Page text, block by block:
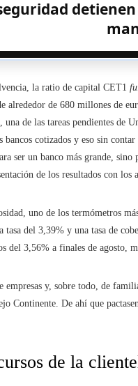
la ratio de capital CET1
alrededor de 680 millones de
una de las tareas pendientes de
bancos cotizados y eso sin
ser un banco más grande,
de los resultados con los
uno de los termómetros
tasa del 3,39% y una tasa de
del 3,56% a finales de agosto,
empresas y, sobre todo, de
Continente. De ahí que
de la